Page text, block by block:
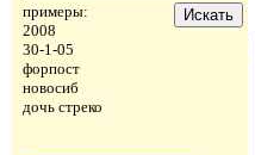
примеры:
2008
30-1-05
форпост
новосиб
дочь стреко